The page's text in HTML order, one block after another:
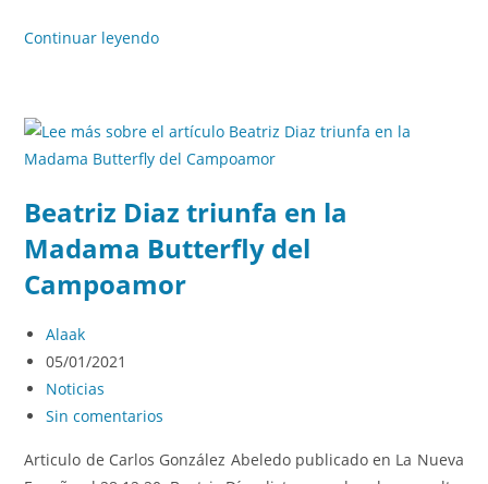
Continuar leyendo
Beatriz Diaz triunfa en la
Madama Butterfly del
Campoamor
Alaak
05/01/2021
Noticias
Sin comentarios
Articulo de Carlos González Abeledo publicado en La Nueva